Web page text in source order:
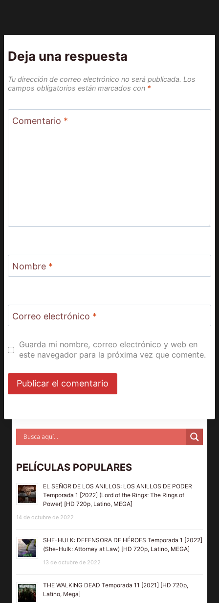
Deja una respuesta
Tu dirección de correo electrónico no será publicada. Los
campos obligatorios están marcados con *
Comentario *
Nombre *
Correo electrónico *
Guarda mi nombre, correo electrónico y web en
este navegador para la próxima vez que comente.
PELÍCULAS POPULARES
EL SEÑOR DE LOS ANILLOS: LOS ANILLOS DE PODER
Temporada 1 [2022] (Lord of the Rings: The Rings of
Power) [HD 720p, Latino, MEGA]
14 de octubre de 2022
SHE-HULK: DEFENSORA DE HÉROES Temporada 1 [2022]
(She-Hulk: Attorney at Law) [HD 720p, Latino, MEGA]
13 de octubre de 2022
THE WALKING DEAD Temporada 11 [2021] [HD 720p,
Latino, Mega]